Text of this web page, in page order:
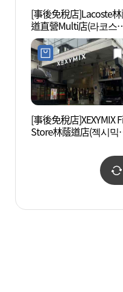
[事後免稅店]Lacoste
道直營Multi店(라코스
가로수길직영멀티점)
[事後免稅店]XEXYMIX
Store林蔭道店(젝시믹